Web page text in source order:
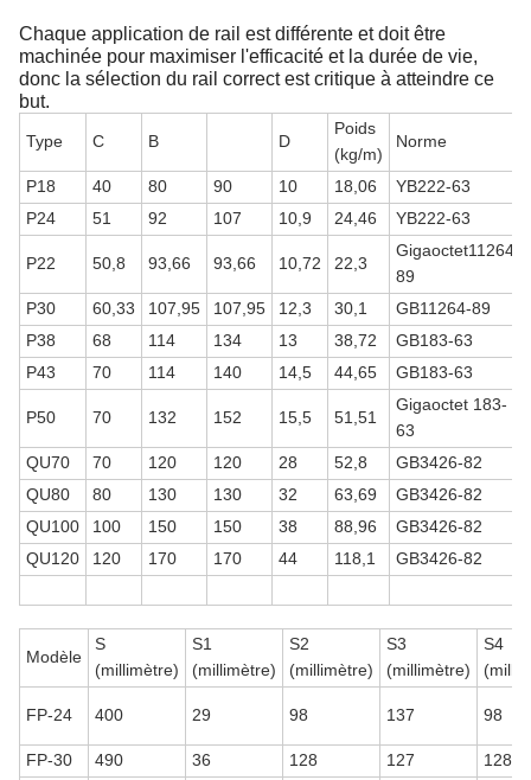
Chaque application de rail est différente et doit être
machinée pour maximiser l'efficacité et la durée de vie,
donc la sélection du rail correct est critique à atteindre ce
but.
Type C B D
Poids
(kg/m)
Norme
P18 40 80 90 10 18,06
YB222-63
P24
51 92 107 10,9 24,46 YB222-63
P22 50,8 93,66 93,66 10,72 22,3
Gigaoctet11264
89
P30
60,33 107,95 107,95 12,3 30,1
GB11264-89
P38
68 114 134 13 38,72
GB183-63
P43
70 114 140 14,5 44,65 GB183-63
P50 70 132 152 15,5 51,51
Gigaoctet 183-
63
QU70
70 120 120 28 52,8
GB3426-82
QU80
80 130 130 32 63,69
GB3426-82
QU100
100 150 150 38 88,96
GB3426-82
QU120
120 170 170 44 118,1 GB3426-82
Modèle
S
(millimètre)
S1
(millimètre)
S2
(millimètre)
S3
(millimètre)
S4
FP-24 400 29 98 137 98
FP-30 490 36 128 127 128